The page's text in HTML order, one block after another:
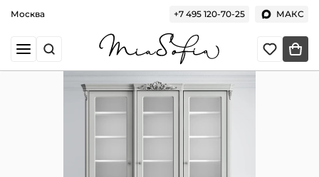
Москва +7 495 120-70-25 МАКС